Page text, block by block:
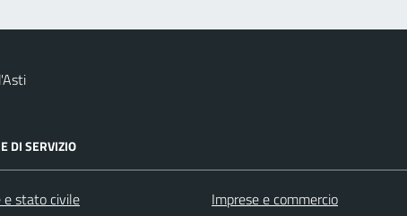
DI SERVIZIO
e stato civile
Imprese e commercio